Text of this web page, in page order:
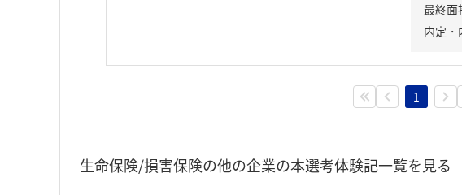
最終面
内定・
1
生命保険/損害保険の他の企業の本選考体験記一覧を見る